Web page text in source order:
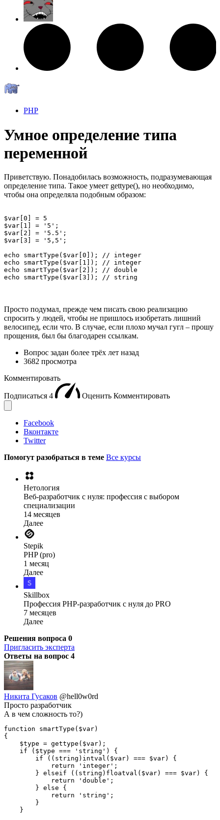
PHP
Умное определение типа
переменной
Приветствую. Понадобилась возможность, подразумевающая
определение типа. Такое умеет gettype(), но необходимо,
чтобы она определяла подобным образом:
$var[0] = 5
$var[1] = '5';
$var[2] = '5.5';
$var[3] = '5,5';
echo smartType($var[0]); // integer
echo smartType($var[1]); // integer
echo smartType($var[2]); // double
Просто подумал, прежде чем писать свою реализацию
спросить у людей, чтобы не пришлось изобретать лишний
велосипед, если что. В случае, если плохо мучал гугл – прошу
прощения, был бы благодарен ссылкам.
Вопрос задан более трёх лет назад
3682 просмотра
Комментировать
Подписаться 4 Оценить Комментировать
Facebook
Вконтакте
Twitter
Помогут разобраться в теме Все курсы
Нетология
Веб-разработчик с нуля: профессия с выбором
специализации
14 месяцев
Далее
Stepik
PHP (pro)
1 месяц
Далее
Skillbox
Профессия PHP-разработчик с нуля до PRO
7 месяцев
Далее
Решения вопроса 0
Пригласить эксперта
Ответы на вопрос 4
Никита Гусаков @hell0w0rd
Просто разработчик
А в чем сложность то?)
function smartType($var)
{
    $type = gettype($var);
    if ($type === 'string') {
        if ((string)intval($var) === $var) {
            return 'integer';
        } elseif ((string)floatval($var) === $var) {
            return 'double';
        } else {
            return 'string';
        }
    }